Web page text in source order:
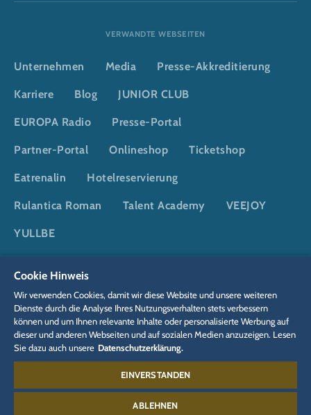
VERWANDTE WEBSEITEN
Unternehmen Media Presse-Akkreditierung
Karriere Blog JUNIOR CLUB
EUROPA Radio Presse-Portal
Partner-Portal Onlineshop Ticketshop
Eatrenalin Hotelreservierung
Rulantica Roman Talent Academy VEEJOY
YULLBE
Datenschutzerklärung
Rechtliches
Cookie Hinweis
Wir verwenden Cookies, damit wir diese Website und unsere weiteren
Dienste durch die Analyse Ihres Nutzungsverhalten stets verbessern
können und um Ihnen relevante Inhalte oder personalisierte Werbung auf
dieser und anderen Webseiten und auf sozialen Medien anzuzeigen. Lesen
Sie dazu auch unsere Datenschutzerklärung.
EINVERSTANDEN
ABLEHNEN